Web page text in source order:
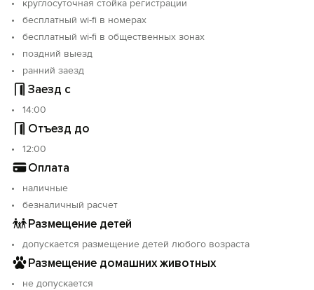
круглосуточная стойка регистрации
бесплатный wi-fi в номерах
бесплатный wi-fi в общественных зонах
поздний выезд
ранний заезд
Заезд с
14:00
Отъезд до
12:00
Оплата
наличные
безналичный расчет
Размещение детей
допускается размещение детей любого возраста
Размещение домашних животных
не допускается